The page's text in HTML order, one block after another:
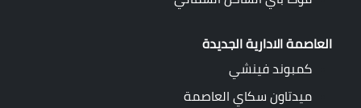
العاصمة الادارية الجديدة
كمبوند فينشي
ميدتاون سكاي العاصمة